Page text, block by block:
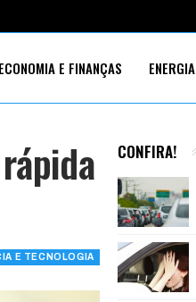
ECONOMIA E FINANÇAS ENERGIA
E TECNOLOGIA
CONFIRA!